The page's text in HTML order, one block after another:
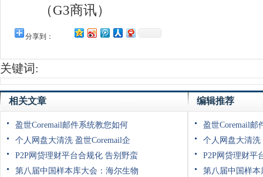
（G3商讯）
分享到：
关键词:
相关文章
盈世Coremail邮件系统教您如何
个人网盘大清洗 盈世Coremail企
P2P网贷理财平台合规化 告别野蛮
第八届中国样本库大会：海尔生物
编辑推荐
盈世Coremail邮
个人网盘大清洗
P2P网贷理财平
第八届中国样